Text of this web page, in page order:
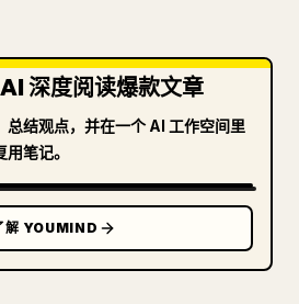
深度阅读爆款文章
总结观点，并在一个 AI 工作空间里
笔记。
解 YOUMIND